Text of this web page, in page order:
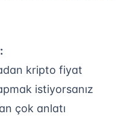
kripto fiyat
istiyorsanız
çok anlatı